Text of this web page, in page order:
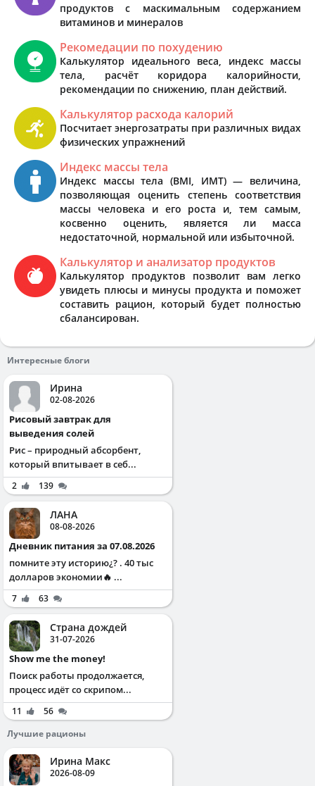
продуктов с маскимальным содержанием
витаминов и минералов
Рекомедации по похудению
Калькулятор идеального веса, индекс массы
тела, расчёт коридора калорийности,
рекомендации по снижению, план действий.
Калькулятор расхода калорий
Посчитает энергозатраты при различных видах
физических упражнений
Индекс массы тела
Индекс массы тела (BMI, ИМТ) — величина,
позволяющая оценить степень соответствия
массы человека и его роста и, тем самым,
косвенно оценить, является ли масса
недостаточной, нормальной или избыточной.
Калькулятор и анализатор продуктов
Калькулятор продуктов позволит вам легко
увидеть плюсы и минусы продукта и поможет
составить рацион, который будет полностью
сбалансирован.
Интересные блоги
Ирина
02-08-2026
Рисовый завтрак для
выведения солей
Рис – природный абсорбент,
который впитывает в себ...
2 139
ЛАНА
08-08-2026
Дневник питания за 07.08.2026
помните эту историю¿? . 40 тыс
долларов экономии🔥 ...
7 63
Страна дождей
31-07-2026
Show me the money!
Поиск работы продолжается,
процесс идёт со скрипом...
11
56
Лучшие рационы
Ирина Макс
2026-08-09